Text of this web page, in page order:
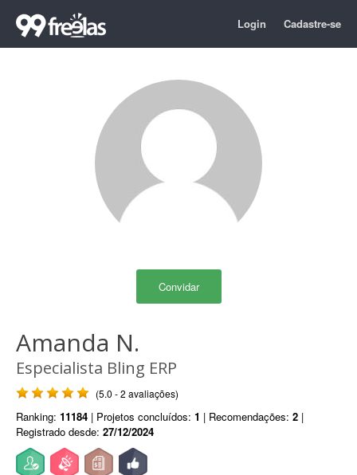
Login Cadastre-se
Convidar
Amanda N.
Especialista Bling ERP
(5.0 - 2 avaliações)
Ranking: 11184 | Projetos concluídos: 1 | Recomendações: 2 |
Registrado desde: 27/12/2024